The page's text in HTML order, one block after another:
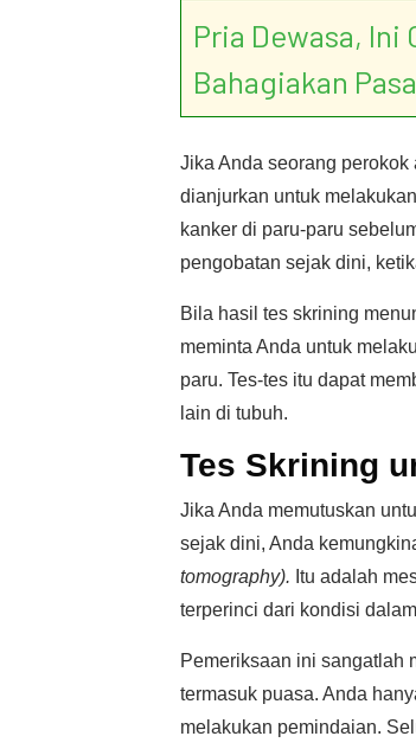
Pria Dewasa, Ini
Bahagiakan
Jika Anda seorang
dianjurkan untuk
kanker di paru-paru
pengobatan sejak dini,
Bila hasil tes skrining
meminta Anda untuk
paru. Tes-tes itu dapat
lain di tubuh.
Tes Skrining
Jika Anda memutuskan
sejak dini, Anda
tomography). Itu adalah
terperinci dari kondisi
Pemeriksaan ini sangatlah
termasuk puasa. Anda
melakukan pemindaian.